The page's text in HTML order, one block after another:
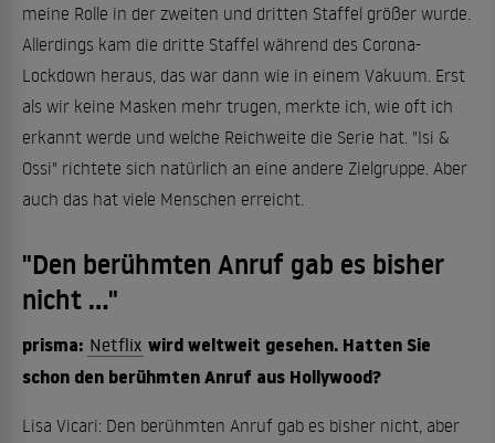
meine Rolle in der zweiten und dritten Staffel größer wurde.
Allerdings kam die dritte Staffel während des Corona-
Lockdown heraus, das war dann wie in einem Vakuum. Erst
als wir keine Masken mehr trugen, merkte ich, wie oft ich
erkannt werde und welche Reichweite die Serie hat. "Isi &
Ossi" richtete sich natürlich an eine andere Zielgruppe. Aber
auch das hat viele Menschen erreicht.
"Den berühmten Anruf gab es bisher
nicht ..."
prisma: Netflix wird weltweit gesehen. Hatten Sie
schon den berühmten Anruf aus Hollywood?
Lisa Vicari: Den berühmten Anruf gab es bisher nicht, aber